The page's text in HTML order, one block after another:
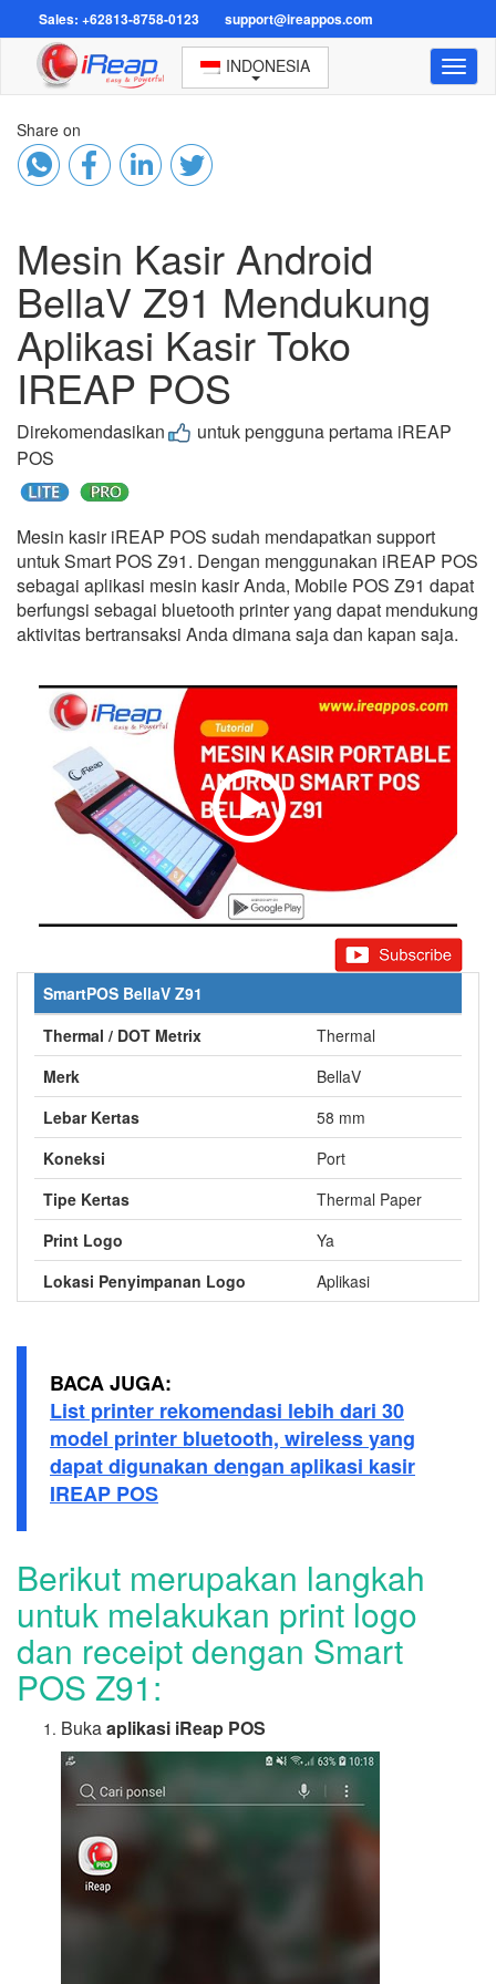
Sales: +62813-8758-0123 support@ireappos.com
INDONESIA
Share on
Mesin Kasir Android
BellaV Z91 Mendukung
Aplikasi Kasir Toko
IREAP POS
Direkomendasikan
untuk pengguna pertama iREAP
POS
Mesin kasir iREAP POS sudah mendapatkan support
untuk Smart POS Z91. Dengan menggunakan iREAP POS
sebagai aplikasi mesin kasir Anda, Mobile POS Z91 dapat
berfungsi sebagai bluetooth printer yang dapat mendukung
aktivitas bertransaksi Anda dimana saja dan kapan saja.
SmartPOS BellaV Z91
Thermal / DOT Metrix
Thermal
Merk
BellaV
Lebar Kertas
58 mm
Koneksi
Port
Tipe Kertas
Thermal Paper
Print Logo
Ya
Lokasi Penyimpanan Logo
Aplikasi
BACA JUGA:
List printer rekomendasi lebih dari 30
model printer bluetooth, wireless yang
dapat digunakan dengan aplikasi kasir
IREAP POS
Berikut merupakan langkah
untuk melakukan print logo
dan receipt dengan Smart
POS Z91:
Bukaaplikasi iReap POS